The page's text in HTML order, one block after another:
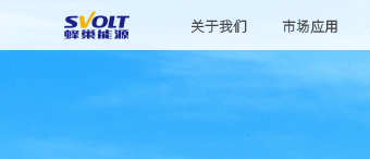
关于我们 市场应用